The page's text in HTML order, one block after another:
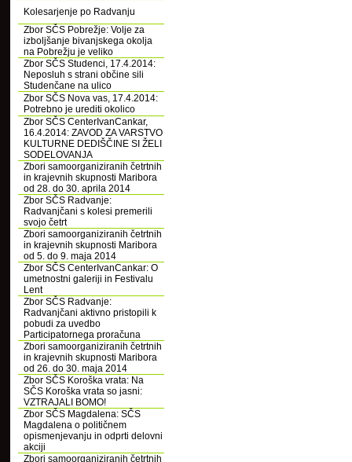
Kolesarjenje po Radvanju
Zbor SČS Pobrežje: Volje za
izboljšanje bivanjskega okolja
na Pobrežju je veliko
Zbor SČS Studenci, 17.4.2014:
Neposluh s strani občine sili
Studenčane na ulico
Zbor SČS Nova vas, 17.4.2014:
Potrebno je urediti okolico
Zbor SČS CenterIvanCankar,
16.4.2014: ZAVOD ZA VARSTVO
KULTURNE DEDIŠČINE SI ŽELI
SODELOVANJA
Zbori samoorganiziranih četrtnih
in krajevnih skupnosti Maribora
od 28. do 30. aprila 2014
Zbor SČS Radvanje:
Radvanjčani s kolesi premerili
svojo četrt
Zbori samoorganiziranih četrtnih
in krajevnih skupnosti Maribora
od 5. do 9. maja 2014
Zbor SČS CenterIvanCankar: O
umetnostni galeriji in Festivalu
Lent
Zbor SČS Radvanje:
Radvanjčani aktivno pristopili k
pobudi za uvedbo
Participatornega proračuna
Zbori samoorganiziranih četrtnih
in krajevnih skupnosti Maribora
od 26. do 30. maja 2014
Zbor SČS Koroška vrata: Na
SČS Koroška vrata so jasni:
VZTRAJALI BOMO!
Zbor SČS Magdalena: SČS
Magdalena o političnem
opismenjevanju in odprti delovni
akciji
Zbori samoorganiziranih četrtnih